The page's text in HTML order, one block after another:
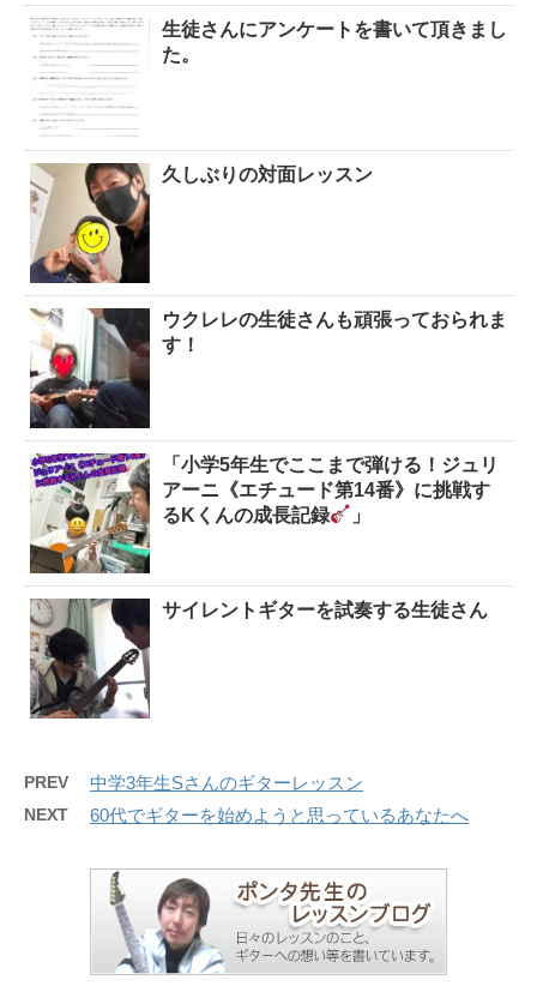
生徒さんにアンケートを書いて頂きまし
た。
久しぶりの対面レッスン
ウクレレの生徒さんも頑張っておられま
す！
「小学5年生でここまで弾ける！ジュリ
アーニ《エチュード第14番》に挑戦す
るKくんの成長記録
」
サイレントギターを試奏する生徒さん
PREV 中学3年生Sさんのギターレッスン
NEXT 60代でギターを始めようと思っているあなたへ